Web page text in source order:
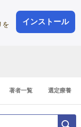
を
インストール
員登録
登録1分
著者一覧 選定療養